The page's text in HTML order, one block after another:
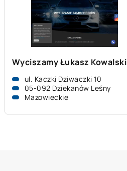
Wyciszamy Łukasz Kowalski
ul. Kaczki Dziwaczki 10
05-092 Dziekanów Leśny
Mazowieckie